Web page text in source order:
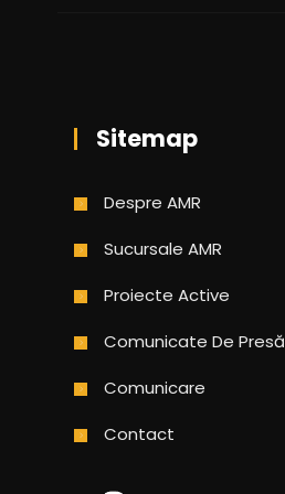
Sitemap
Despre AMR
Sucursale AMR
Proiecte Active
Comunicate De Presă
Comunicare
Contact